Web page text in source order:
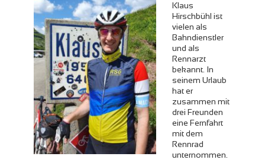
Klaus
Hirschbühl ist
vielen als
Bahndienstler
und als
Rennarzt
bekannt. In
seinem Urlaub
hat er
zusammen mit
drei Freunden
eine Fernfahrt
mit dem
Rennrad
unternommen.